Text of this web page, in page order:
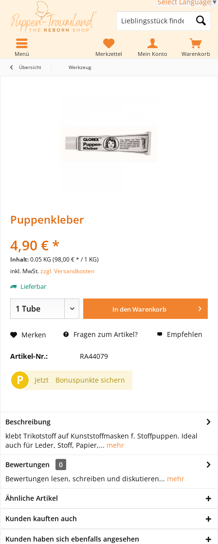
Warenkorb
Merkzettel Mein Konto
Menü
Übersicht Werkzeug
Puppenkleber
4,90 € *
Inhalt:0.05 KG (98,00 € * / 1 KG)
inkl. MwSt.zzgl. Versandkosten
Lieferbar
In denWarenkorb
Merken Fragen zum Artikel? Empfehlen
Artikel-Nr.: RA44079
P Jetzt Bonuspunkte sichern
Beschreibung
klebt Trikotstoff auf Kunststoffmasken f. Stoffpuppen. Ideal
auch für Leder, Stoff, Papier,... mehr
Bewertungen
0
Bewertungen lesen, schreiben und diskutieren... mehr
Ähnliche Artikel
Kunden kauften auch
Kunden haben sich ebenfalls angesehen